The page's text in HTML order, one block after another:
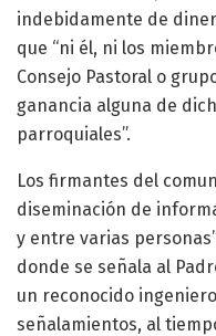
indebidamente de
que “ni él, ni los
Consejo Pastoral o
ganancia alguna de
parroquiales”.
Los firmantes del
diseminación de
y entre varias
donde se señala al
un reconocido
señalamientos, al